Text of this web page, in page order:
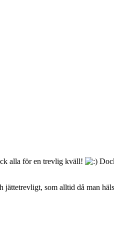
alla för en trevlig kväll!
som alltid då man